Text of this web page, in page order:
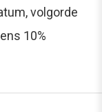
volgorde
10%